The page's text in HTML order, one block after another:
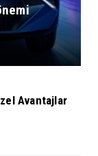
Avantajlar